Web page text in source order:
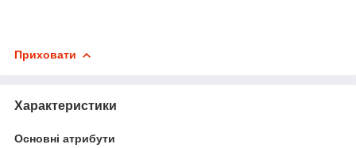
Приховати
Характеристики
Основні атрибути